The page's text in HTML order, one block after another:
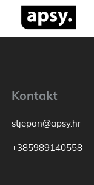
Kontakt
stjepan@apsy.hr
+385989140558